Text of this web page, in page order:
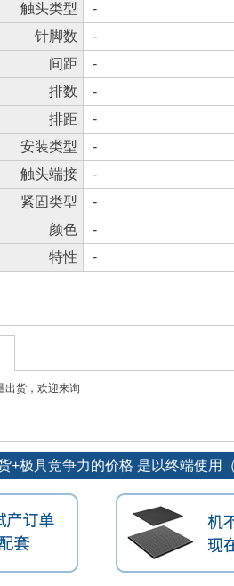
触头类型
-
针脚数
-
间距
-
排数
-
排距
-
安装类型
-
触头端接
-
紧固类型
-
颜色
-
特性
-
出货，欢迎来询
+极具竞争力的价格 是以终端使用